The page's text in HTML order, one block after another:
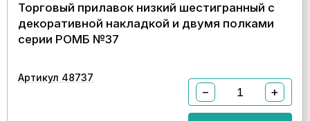
Торговый прилавок низкий шестигранный с
декоративной накладкой и двумя полками
серии РОМБ №37
Артикул 48737
− +